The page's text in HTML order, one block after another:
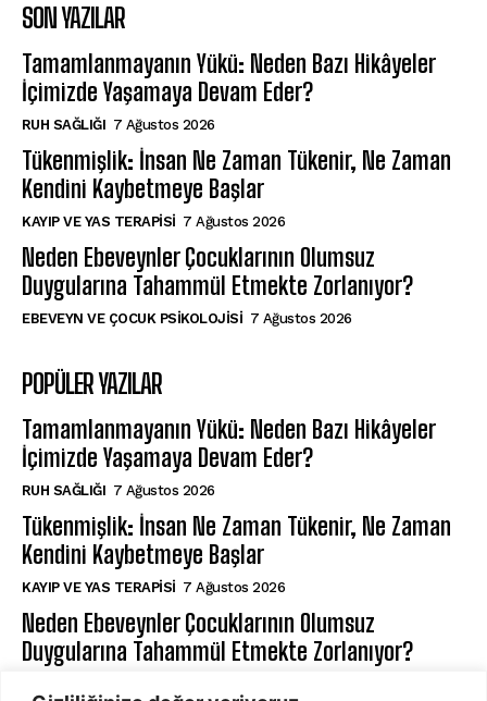
SON YAZILAR
Tamamlanmayanın Yükü: Neden Bazı Hikâyeler
İçimizde Yaşamaya Devam Eder?
⁠RUH SAĞLIĞI 7 Ağustos 2026
Tükenmişlik: İnsan Ne Zaman Tükenir, Ne Zaman
Kendini Kaybetmeye Başlar
KAYIP VE YAS TERAPISI 7 Ağustos 2026
Neden Ebeveynler Çocuklarının Olumsuz
Duygularına Tahammül Etmekte Zorlanıyor?
EBEVEYN VE ÇOCUK PSIKOLOJISI 7 Ağustos 2026
POPÜLER YAZILAR
Tamamlanmayanın Yükü: Neden Bazı Hikâyeler
İçimizde Yaşamaya Devam Eder?
⁠RUH SAĞLIĞI 7 Ağustos 2026
Tükenmişlik: İnsan Ne Zaman Tükenir, Ne Zaman
Kendini Kaybetmeye Başlar
KAYIP VE YAS TERAPISI 7 Ağustos 2026
Neden Ebeveynler Çocuklarının Olumsuz
Duygularına Tahammül Etmekte Zorlanıyor?